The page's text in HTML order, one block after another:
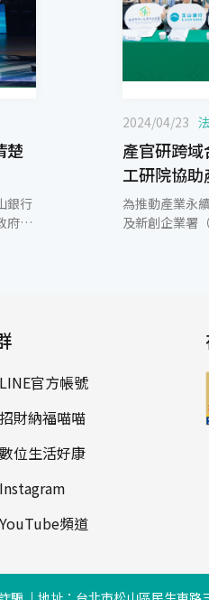
楚
銀行
府警
騙
以
迷
致電
式提
參
認識
宣
機
功
金
2024/04/23
產官研跨域合作 玉山、
工研院協
為推動產業永
及新創企業署
務中心副執
柯尊仁與共
中企署主任
融業者帶頭
轉型，尤其
企業發展，
官方帳號
財納福喵喵
位生活好康
頻道